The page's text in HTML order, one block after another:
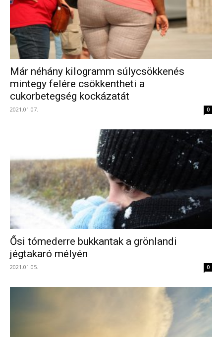
Már néhány kilogramm súlycsökkenés
mintegy felére csökkentheti a
cukorbetegség kockázatát
2021.01.07. 0
Ősi tómederre bukkantak a grönlandi
jégtakaró mélyén
2021.01.05. 0